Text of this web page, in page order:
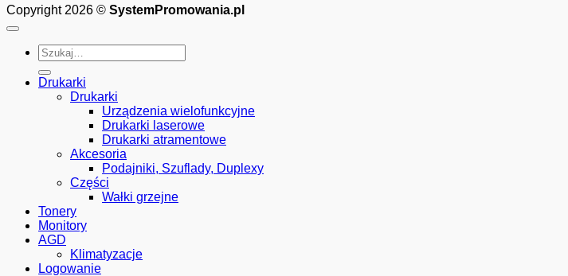
Copyright 2026 © SystemPromowania.pl
Szukaj:
Drukarki
Drukarki
Urządzenia wielofunkcyjne
Drukarki laserowe
Drukarki atramentowe
Akcesoria
Podajniki, Szuflady, Duplexy
Części
Wałki grzejne
Tonery
Monitory
AGD
Klimatyzacje
Logowanie